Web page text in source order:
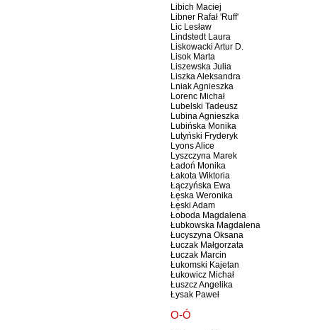
Libich Maciej
Libner Rafał 'Ruff'
Lic Lesław
Lindstedt Laura
Liskowacki Artur D.
Lisok Marta
Liszewska Julia
Liszka Aleksandra
Lniak Agnieszka
Lorenc Michał
Lubelski Tadeusz
Lubina Agnieszka
Lubińska Monika
Lutyński Fryderyk
Lyons Alice
Lyszczyna Marek
Ładoń Monika
Łakota Wiktoria
Łączyńska Ewa
Łęska Weronika
Łęski Adam
Łoboda Magdalena
Łubkowska Magdalena
Łucyszyna Oksana
Łuczak Małgorzata
Łuczak Marcin
Łukomski Kajetan
Łukowicz Michał
Łuszcz Angelika
Łysak Paweł
O-Ó